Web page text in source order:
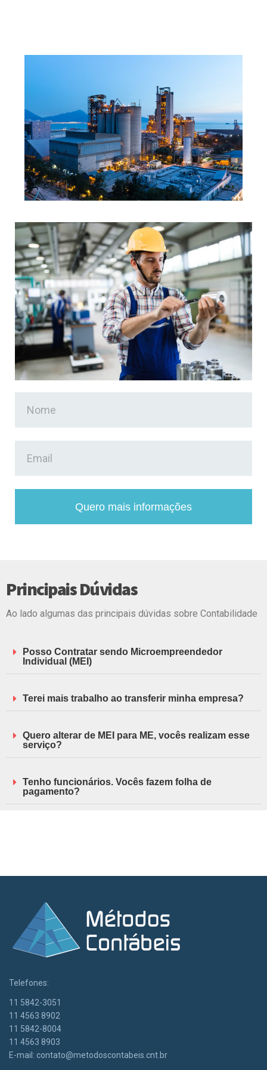
Quero mais informações
Principais Dúvidas
Ao lado algumas das principais dúvidas sobre Contabilidade
Posso Contratar sendo Microempreendedor
Individual (MEI)
Terei mais trabalho ao transferir minha empresa?
Quero alterar de MEI para ME, vocês realizam esse
serviço?
Tenho funcionários. Vocês fazem folha de
pagamento?
Telefones:
11 5842-3051
11 4563 8902
11 5842-8004
11 4563 8903
E-mail: contato@metodoscontabeis.cnt.br